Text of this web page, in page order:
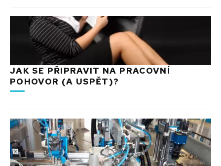
JAK SE PŘIPRAVIT NA PRACOVNÍ
POHOVOR (A USPĚT)?